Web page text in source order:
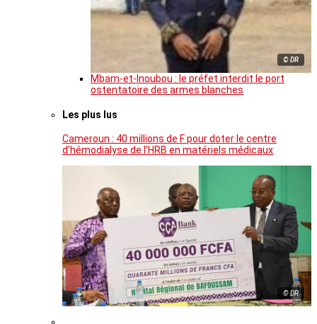
© DR
Mbam-et-Inoubou : le préfet interdit le port
ostentatoire des armes blanches
Les plus lus
Cameroun : 40 millions de F pour doter le centre
d’hémodialyse de l’HRB en matériels médicaux
© DR